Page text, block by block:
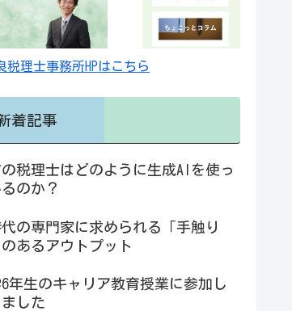
税理士事務所HPはこちら
着記事
税理士はどのように生成AIを使っ
のか？
の専門家に求められる「手触り
あるアウトプット
年生のキャリア教育授業に参加し
した